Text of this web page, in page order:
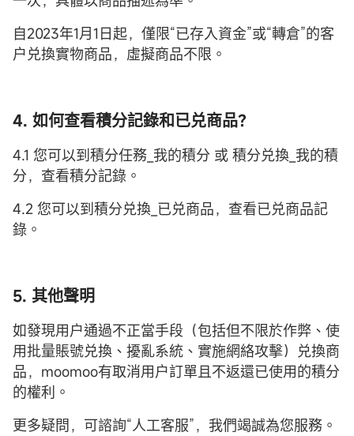
自2023年1月1日起，僅限“已存入資金”或“轉倉”的客
户兑換實物商品，虛擬商品不限。
4. 如何查看積分記錄和已兑商品？
4.1 您可以到積分任務_我的積分 或 積分兑換_我的積
分，查看積分記錄。
4.2 您可以到積分兑換_已兑商品，查看已兑商品記
錄。
5. 其他聲明
如發現用户通過不正當手段（包括但不限於作弊、使
用批量賬號兑換、擾亂系統、實施網絡攻擊）兑換商
品，moomoo有取消用户訂單且不返還已使用的積分
的權利。
更多疑問，可諮詢“人工客服”，我們竭誠為您服務。